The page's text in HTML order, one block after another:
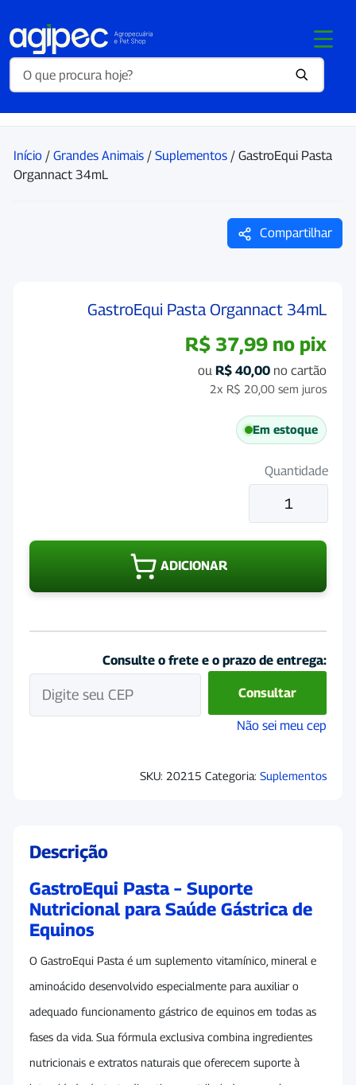
Início / Grandes Animais / Suplementos / GastroEqui Pasta
Organnact 34mL
Compartilhar
GastroEqui Pasta Organnact 34mL
R$ 37,99 no pix
ou R$ 40,00 no cartão
2x R$ 20,00 sem juros
Em estoque
Quantidade
GastroEqui
Organnact
ADICIONAR
Consulte o frete e o prazo de entrega:
Consultar
Não sei meu cep
SKU: 20215 Categoria: Suplementos
Descrição
GastroEqui Pasta – Suporte
Nutricional para Saúde Gástrica de
Equinos
O GastroEqui Pasta é um suplemento vitamínico, mineral e
aminoácido desenvolvido especialmente para auxiliar o
adequado funcionamento gástrico de equinos em todas as
fases da vida. Sua fórmula exclusiva combina ingredientes
nutricionais e extratos naturais que oferecem suporte à